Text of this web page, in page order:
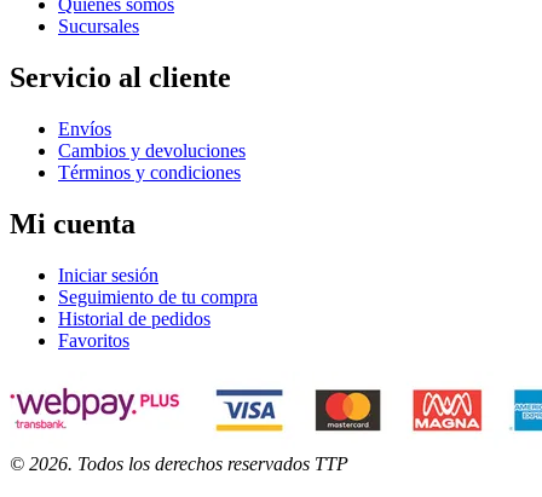
Quiénes somos
Sucursales
Servicio al cliente
Envíos
Cambios y devoluciones
Términos y condiciones
Mi cuenta
Iniciar sesión
Seguimiento de tu compra
Historial de pedidos
Favoritos
© 2026. Todos los derechos reservados TTP